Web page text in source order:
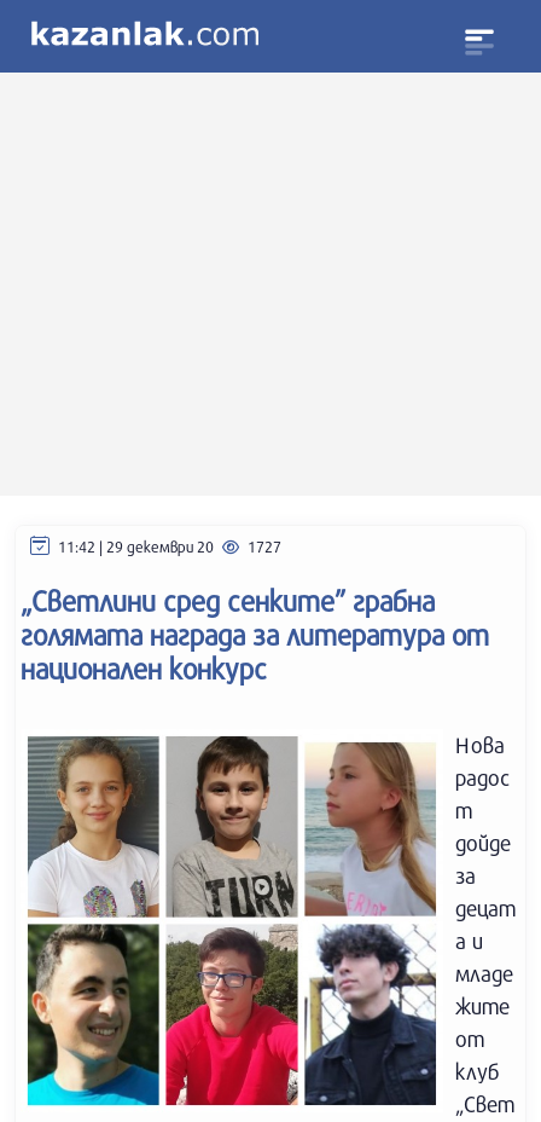
11:42 | 29 декември 20 1727
„Светлини сред сенките” грабна
голямата награда за литература от
национален конкурс
Нова
радос
т
дойде
за
децат
а и
младе
жите
от
клуб
„Свет